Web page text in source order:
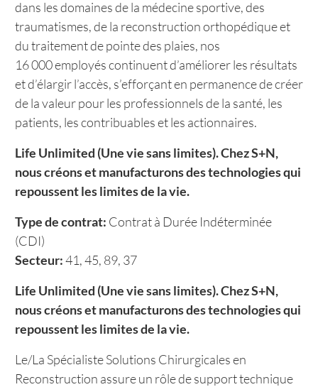
dans les domaines de la médecine sportive, des
traumatismes, de la reconstruction orthopédique et
du traitement de pointe des plaies, nos
16 000 employés continuent d’améliorer les résultats
et d’élargir l’accès, s’efforçant en permanence de créer
de la valeur pour les professionnels de la santé, les
patients, les contribuables et les actionnaires.
Life Unlimited (Une vie sans limites). Chez S+N,
nous créons et manufacturons des technologies qui
repoussent les limites de la vie.
Type de contrat: Contrat à Durée Indéterminée
(CDI)
Secteur:41, 45, 89, 37
Life Unlimited (Une vie sans limites). Chez S+N,
nous créons et manufacturons des technologies qui
repoussent les limites de la vie.
Le/La Spécialiste Solutions Chirurgicales en
Reconstruction assure un rôle de support technique